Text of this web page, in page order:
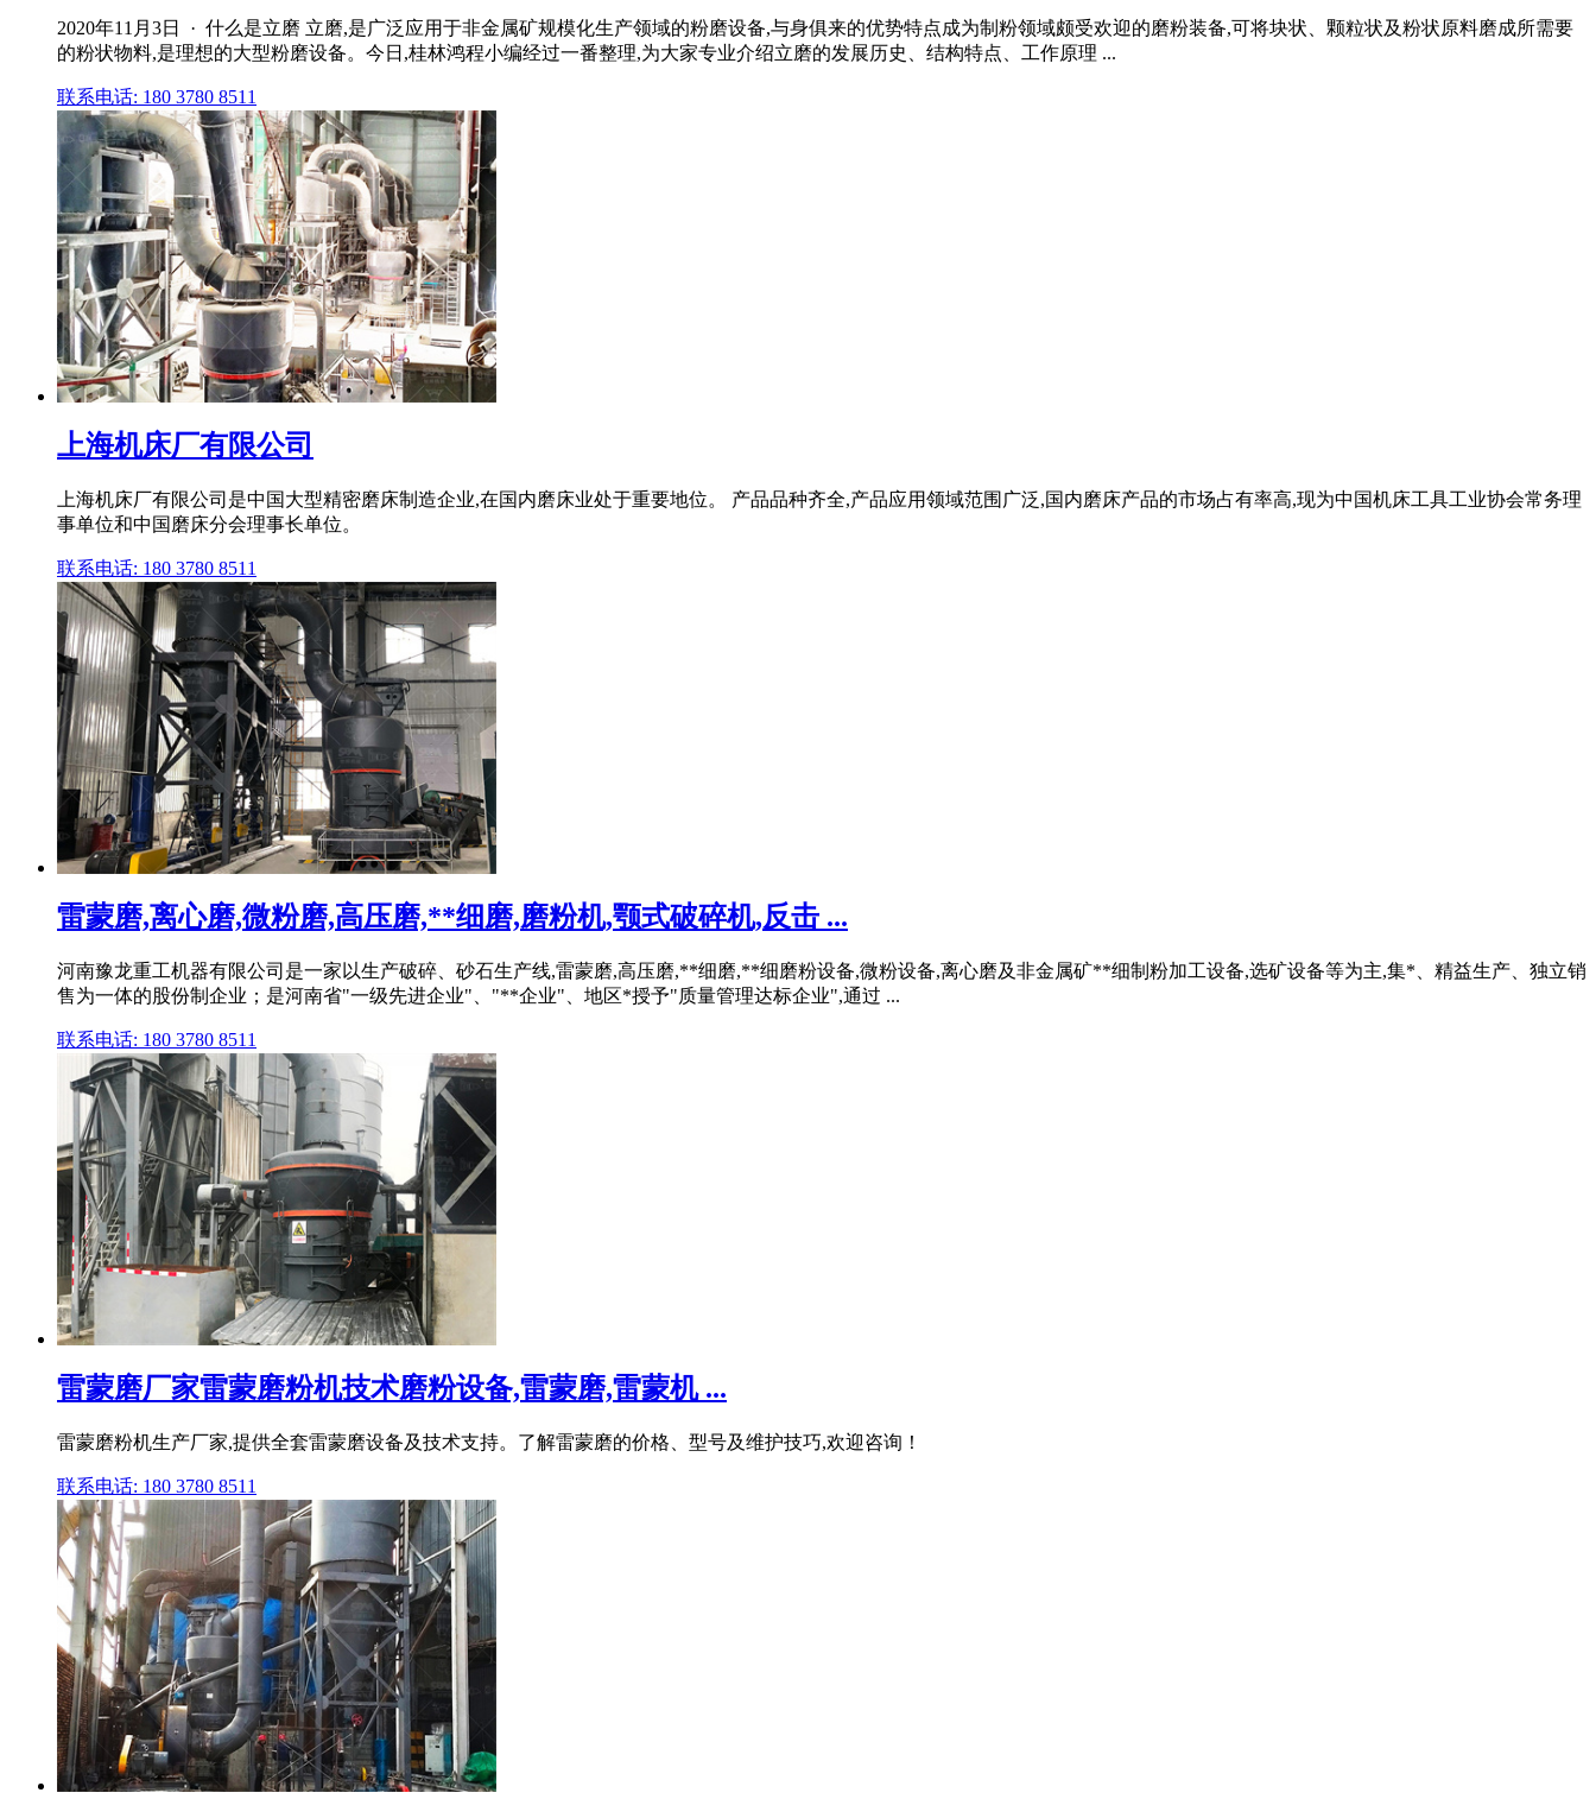
2020年11月3日 · 什么是立磨 立磨,是广泛应用于非金属矿规模化生产领域的粉磨设备,与身俱来的优势特点成为制粉领域颇受欢迎的磨粉装备,可将块状、颗粒状及粉状原料磨成所需要
的粉状物料,是理想的大型粉磨设备。今日,桂林鸿程小编经过一番整理,为大家专业介绍立磨的发展历史、结构特点、工作原理 ...
联系电话: 180 3780 8511
上海机床厂有限公司
上海机床厂有限公司是中国大型精密磨床制造企业,在国内磨床业处于重要地位。 产品品种齐全,产品应用领域范围广泛,国内磨床产品的市场占有率高,现为中国机床工具工业协会常务理
事单位和中国磨床分会理事长单位。
联系电话: 180 3780 8511
雷蒙磨,离心磨,微粉磨,高压磨,**细磨,磨粉机,颚式破碎机,反击 ...
河南豫龙重工机器有限公司是一家以生产破碎、砂石生产线,雷蒙磨,高压磨,**细磨,**细磨粉设备,微粉设备,离心磨及非金属矿**细制粉加工设备,选矿设备等为主,集*、精益生产、独立销
售为一体的股份制企业；是河南省"一级先进企业"、"**企业"、地区*授予"质量管理达标企业",通过 ...
联系电话: 180 3780 8511
雷蒙磨厂家雷蒙磨粉机技术磨粉设备,雷蒙磨,雷蒙机 ...
雷蒙磨粉机生产厂家,提供全套雷蒙磨设备及技术支持。了解雷蒙磨的价格、型号及维护技巧,欢迎咨询！
联系电话: 180 3780 8511